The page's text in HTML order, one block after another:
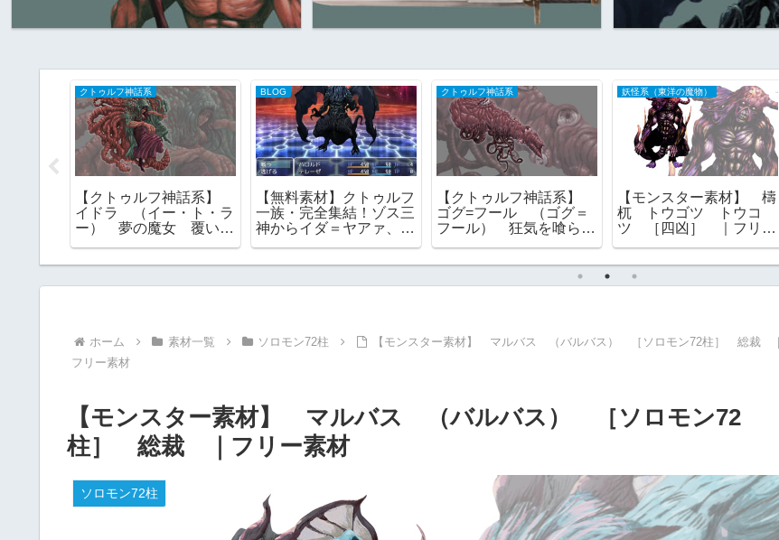
クトゥルフ神話系
【クトゥルフ神話系】
イドラ （イー・ト・ラ
ー） 夢の魔女 覆い隠
BLOG
【無料素材】クトゥルフ
一族・完全集結！ゾス三
神からイダ＝ヤアァ、イ
クトゥルフ神話系
【クトゥルフ神話系】
ゴグ=フール （ゴグ＝
フール） 狂気を喰らう
妖怪系（東洋の魔物）
【モンスター素材】 檮
杌 トウゴツ トウコ
ツ ［四凶］ ｜フリー
ホーム 素材一覧 ソロモン72柱
【モンスター素材】 マルバス （バルバス） ［ソロモン72柱］ 総裁 ｜
フリー素材
【モンスター素材】 マルバス （バルバス） ［ソロモン72
柱］ 総裁 ｜フリー素材
ソロモン72柱